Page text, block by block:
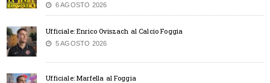
6 AGOSTO 2026
Ufficiale: Enrico Oviszach al Calcio Foggia
5 AGOSTO 2026
Ufficiale: Marfella al Foggia